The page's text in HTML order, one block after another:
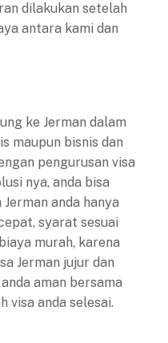
dilakukan setelah
antara kami dan
ke Jerman dalam
maupun bisnis dan
pengurusan visa
nya, anda bisa
anda hanya
syarat sesuai
murah, karena
Jerman jujur dan
aman bersama
visa anda selesai.